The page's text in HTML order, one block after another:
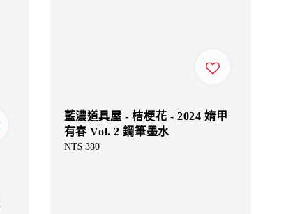
藍濃道具屋 - 桔梗花 - 2024 媠甲
有春 Vol. 2 鋼筆墨水
Regular
NT$ 380